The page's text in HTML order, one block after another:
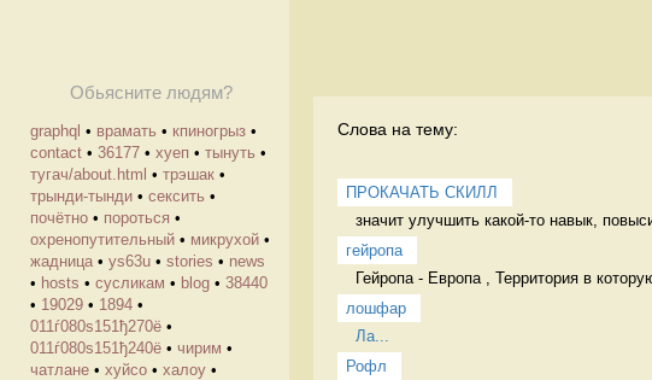
Обьясните людям?
graphql • врамать • кпиногрыз •
contact • 36177 • хуеп • тынуть •
тугач/about.html • трэшак •
трынди-тынди • сексить •
почётно • пороться •
охренопутительный • микрухой •
жадница • ys63u • stories • news
• hosts • cусликам • blog • 38440
• 19029 • 1894 •
011ѓ080ѕ151ђ270ё •
011ѓ080ѕ151ђ240ё • чирим •
чатлане • хуйсо • халоу •
Слова на тему:
ПРОКАЧАТЬ СКИЛЛ
значит улучшить какой-то навык,
гейропа
Гейропа - Европа , Территория в
лошфар
Ла...
Рофл